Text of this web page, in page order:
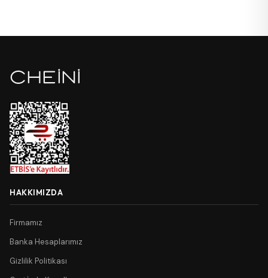
HAKKIMIZDA
Firmamız
Banka Hesaplarımız
Gizlilik Politikası